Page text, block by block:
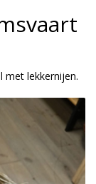
met lekkernijen.